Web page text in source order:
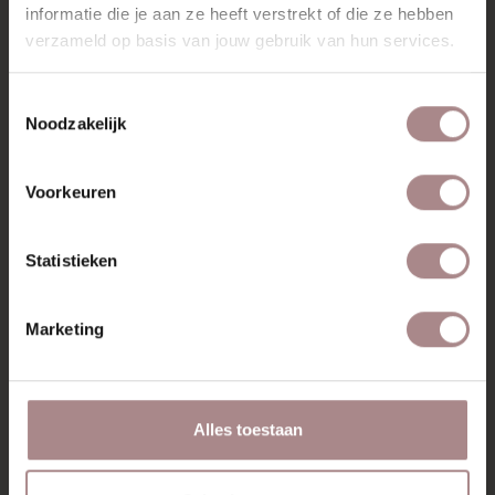
informatie die je aan ze heeft verstrekt of die ze hebben
verzameld op basis van jouw gebruik van hun services.
Noodzakelijk
Voorkeuren
Statistieken
Marketing
Alles toestaan
EETTAFEL MET BANK: ZO
CREËER JE EEN RUSTIGE
EETHOEK